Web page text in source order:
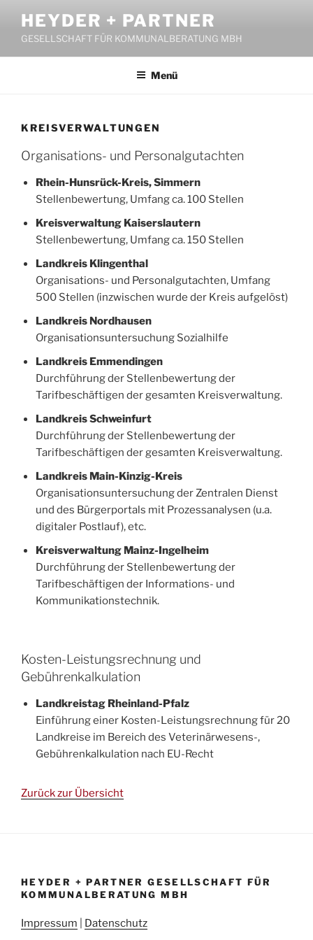
Inhalt
springen
HEYDER + PARTNER
GESELLSCHAFT FÜR KOMMUNALBERATUNG MBH
Menü
KREISVERWALTUNGEN
Organisations- und Personalgutachten
Rhein-Hunsrück-Kreis, Simmern
Stellenbewertung, Umfang ca. 100 Stellen
Kreisverwaltung Kaiserslautern
Stellenbewertung, Umfang ca. 150 Stellen
Landkreis Klingenthal
Organisations- und Personalgutachten, Umfang
500 Stellen (inzwischen wurde der Kreis aufgelöst)
Landkreis Nordhausen
Organisationsuntersuchung Sozialhilfe
Landkreis Emmendingen
Durchführung der Stellenbewertung der
Tarifbeschäftigen der gesamten Kreisverwaltung.
Landkreis Schweinfurt
Durchführung der Stellenbewertung der
Tarifbeschäftigen der gesamten Kreisverwaltung.
Landkreis Main-Kinzig-Kreis
Organisationsuntersuchung der Zentralen Dienst
und des Bürgerportals mit Prozessanalysen (u.a.
digitaler Postlauf), etc.
Kreisverwaltung Mainz-Ingelheim
Durchführung der Stellenbewertung der
Tarifbeschäftigen der Informations- und
Kommunikationstechnik.
Kosten-Leistungsrechnung und
Gebührenkalkulation
Landkreistag Rheinland-Pfalz
Einführung einer Kosten-Leistungsrechnung für 20
Landkreise im Bereich des Veterinärwesens-,
Gebührenkalkulation nach EU-Recht
Zurück zur Übersicht
HEYDER + PARTNER GESELLSCHAFT FÜR
KOMMUNALBERATUNG MBH
Impressum Datenschutz